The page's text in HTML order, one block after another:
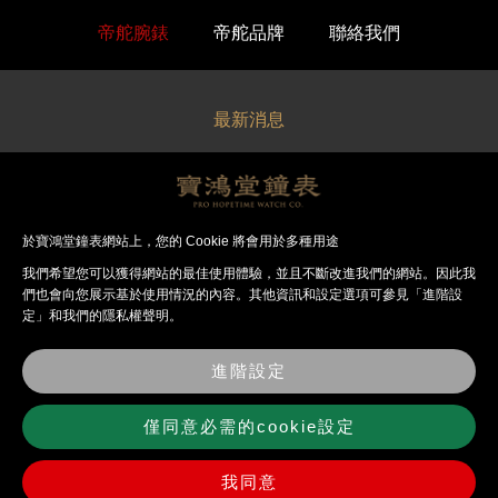
帝舵腕錶 帝舵品牌 聯絡我們
最新消息
關於寶鴻堂
經銷品牌
法律聲明
聯絡我們
於寶鴻堂鐘表網站上，您的 Cookie 將會用於多種用途
我們希望您可以獲得網站的最佳使⽤體驗，並且不斷改進我們的網站。因此我
們也會向您展⽰基於使⽤情況的內容。其他資訊和設定選項可參見「進階設
定」和我們的隱私權聲明。
進階設定
僅同意必需的cookie設定
我同意